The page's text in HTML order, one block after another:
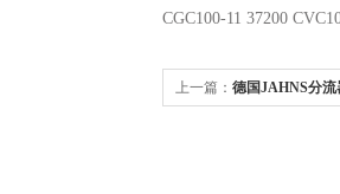
CGC100-11 37200
上一篇： 德国JAHNS分流